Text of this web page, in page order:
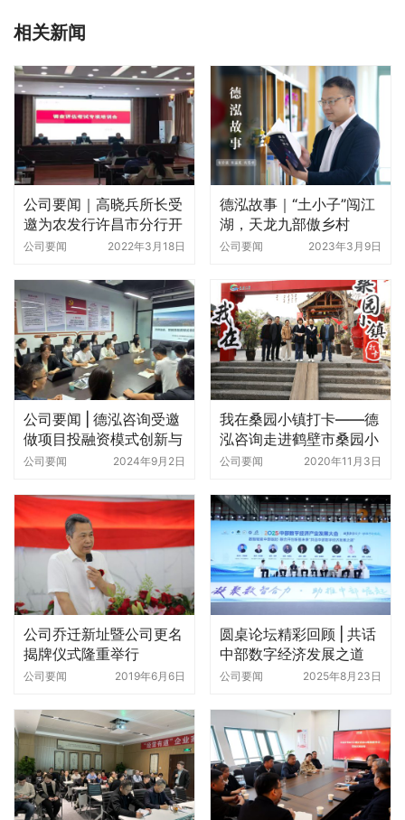
相关新闻
公司要闻｜高晓兵所长受
邀为农发行许昌市分行开
展调查评估知识专项培训
公司要闻 2022年3月18日
德泓故事｜“土小子”闯江
湖，天龙九部傲乡村
公司要闻 2023年3月9日
公司要闻 | 德泓咨询受邀
做项目投融资模式创新与
案例解析专题培训
公司要闻 2024年9月2日
我在桑园小镇打卡——德
泓咨询走进鹤壁市桑园小
镇
公司要闻 2020年11月3日
公司乔迁新址暨公司更名
揭牌仪式隆重举行
公司要闻 2019年6月6日
圆桌论坛精彩回顾 | 共话
中部数字经济发展之道
公司要闻 2025年8月23日